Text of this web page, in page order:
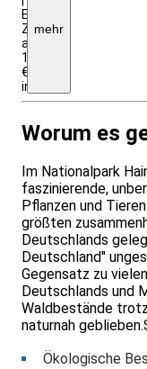
EZ-
Zuschlag:
ab
100
€
insgesamt
mehr
Worum es
Im Nationalpark
faszinierende,
Pflanzen und
größten
Deutschlands
Deutschland"
Gegensatz zu
Deutschlands und
Waldbestände
naturnah
Ökologische